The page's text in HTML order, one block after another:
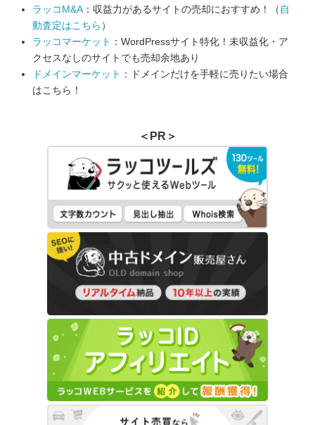
ラッコM&A ：収益力があるサイトの売却におすすめ！（ 自
動査定はこちら ）
ラッコマーケット ：WordPressサイト特化！未収益化・ア
クセスなしのサイトでも売却余地あり
ドメインマーケット ：ドメインだけを手軽に売りたい場合
はこちら！
＜PR＞